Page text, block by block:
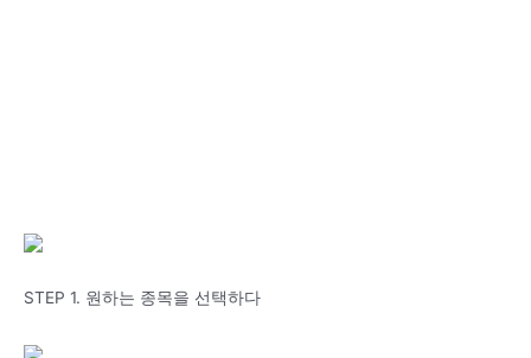
STEP 1. 원하는 종목을 선택하다